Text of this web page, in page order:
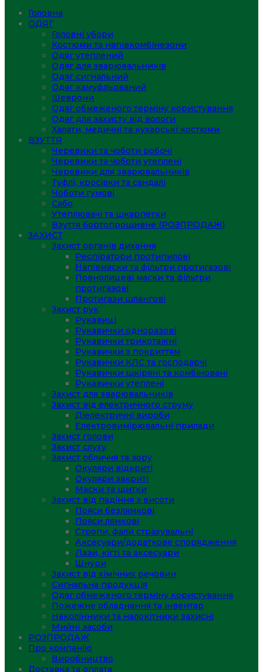
Головна
ОДЯГ
Головні убори
Костюми та напівкомбінезони
Одяг утеплений
Одяг для зварювальників
Одяг сигнальний
Одяг камуфльований
Шеврони
Одяг обмеженого терміну користування
Одяг для захисту від вологи
Халати, медичні та кухарські костюми
ВЗУТТЯ
Черевики та чоботи робочі
Черевики та чоботи утеплені
Черевики для зварювальників
Туфлі, кросівки та сандалі
Чоботи гумові
Сабо
Утеплювачі та шкарпетки
Взуття бортопрошивне (РОЗПРОДАЖ)
ЗАХИСТ
Захист органів дихання
Респіратори протипилові
Напівмаски та фільтри протигазові
Повнолицеві маски та фільтри
протигазові
Протигази шлангові
Захист рук
Рукавиці
Рукавички одноразові
Рукавички трикотажні
Рукавички з покриттям
Рукавички КЛС та господарчі
Рукавички шкіряні та комбіновані
Рукавички утеплені
Захист для зварювальників
Захист від електричного струму
Діелектричні вироби
Електровимірювальні прилади
Захист голови
Захист слуху
Захист обличчя та зору
Окуляри відкриті
Окуляри закриті
Маски та щитки
Захист від падіння з висоти
Пояси безлямкові
Пояси лямкові
Стропи, фали страхувальні
Аксесуари/додаткове спорядження
Лази, кігті та аксесуари
Шнури
Захист від хімічних речовин
Сигнальна продукція
Одяг обмеженого терміну користування
Пожежне обладнання та інвентар
Наколінники та налокітники захисні
Мийні засоби
РОЗПРОДАЖ
Про компанію
Виробництво
Доставка та оплата